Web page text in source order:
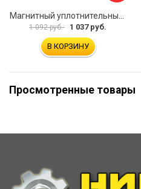
1 092 руб. 1 037 руб.
В КОРЗИНУ
Просмотренные товары